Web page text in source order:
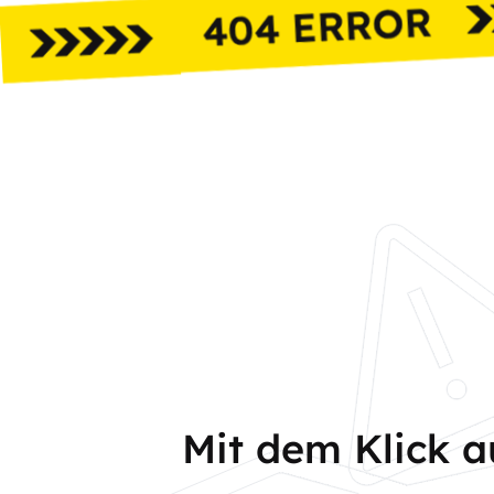
Mit dem Klick